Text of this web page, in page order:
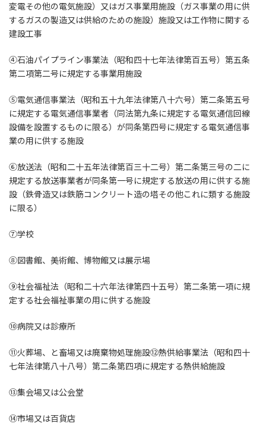
変電その他の電気施設）又はガス事業用施設（ガス事業の用に供
するガスの製造又は供給のための施設）施設又は工作物に関する
建設工事
④石油パイプライン事業法（昭和四十七年法律第百五号）第五条
第二項第二号に規定する事業用施設
⑤電気通信事業法（昭和五十九年法律第八十六号）第二条第五号
に規定する電気通信事業者（同法第九条に規定する電気通信回線
設備を設置するものに限る）が同条第四号に規定する電気通信事
業の用に供する施設
⑥放送法（昭和二十五年法律第百三十二号）第二条第三号の二に
規定する放送事業者が同条第一号に規定する放送の用に供する施
設（鉄骨造又は鉄筋コンクリート造の塔その他これに類する施設
に限る）
⑦学校
⑧図書館、美術館、博物館又は展示場
⑨社会福祉法（昭和二十六年法律第四十五号）第二条第一項に規
定する社会福祉事業の用に供する施設
⑩病院又は診療所
⑪火葬場、と畜場又は廃棄物処理施設⑫熱供給事業法（昭和四十
七年法律第八十八号）第二条第四項に規定する熱供給施設
⑬集会場又は公会堂
⑭市場又は百貨店